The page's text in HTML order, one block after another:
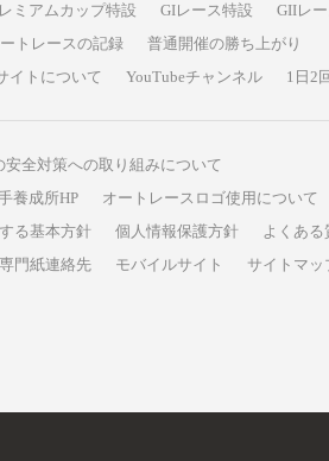
ミアムカップ特設 GIレース特設
GIIレ
トレースの記録
普通開催の勝ち上がり
イトについて YouTubeチャンネル 1日2
全対策への取り組みについて
養成所HP
オートレースロゴ使用について
る基本方針 個人情報保護方針
よくある
専門紙連絡先 モバイルサイト サイトマッ